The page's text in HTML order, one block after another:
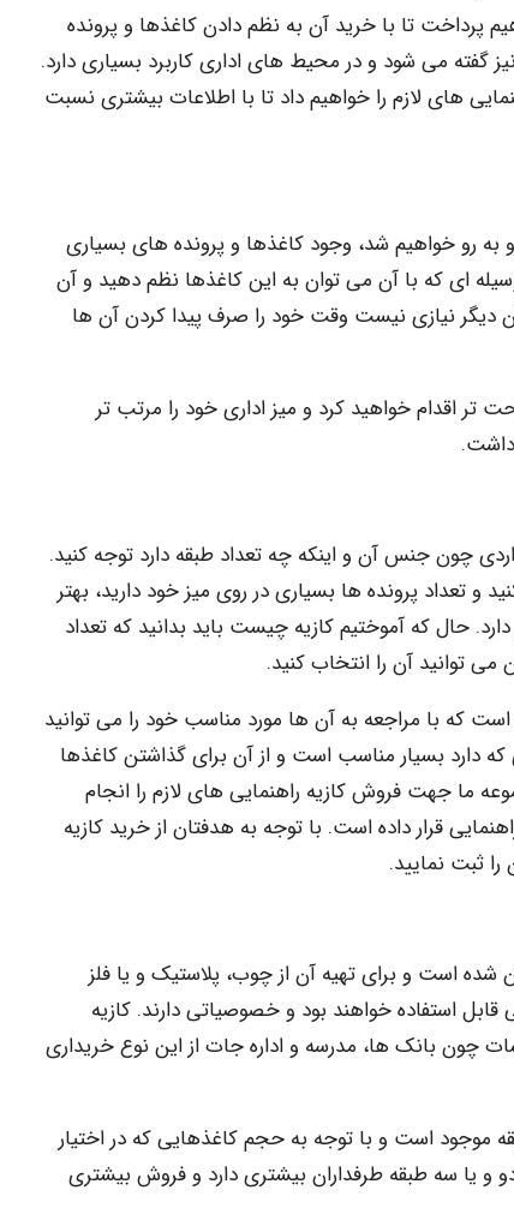
پرداخت تا با خرید آن به نظم دادن کاغذها و پرونده
گفته می شود و در محیط های اداری کاربرد بسیاری دارد.
های لازم را خواهیم داد تا با اطلاعات بیشتری نسبت
رو خواهیم شد، وجود کاغذها و پرونده های بسیاری
ای که با آن می توان به این کاغذها نظم دهید و آن
دیگر نیازی نیست وقت خود را صرف پیدا کردن آن ها
تر اقدام خواهید کرد و میز اداری خود را مرتب تر
چون جنس آن و اینکه چه تعداد طبقه دارد توجه کنید.
و تعداد پرونده ها بسیاری در روی میز خود دارید، بهتر
حال که آموختیم کازیه چیست باید بدانید که تعداد
توانید آن را انتخاب کنید.
است که با مراجعه به آن ها مورد مناسب خود را می توانید
که دارد بسیار مناسب است و از آن برای گذاشتن کاغذها
ما جهت فروش کازیه راهنمایی های لازم را انجام
قرار داده است. با توجه به هدفتان از خرید کازیه
ثبت نمایید.
است و برای تهیه آن از چوب، پلاستیک و یا فلز
قابل استفاده خواهند بود و خصوصیاتی دارند. کازیه
چون بانک ها، مدرسه و اداره جات از این نوع خریداری
موجود است و با توجه به حجم کاغذهایی که در اختیار
دو و یا سه طبقه طرفداران بیشتری دارد و فروش بیشتری